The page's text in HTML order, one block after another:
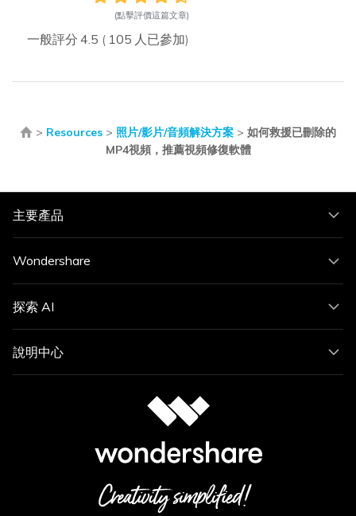
(點擊評價這篇文章)
一般評分 4.5 ( 105 人已參加)
> Resources > 照片/影片/音頻解決方案 > 如何救援已刪除的
MP4視頻，推薦視頻修復軟體
主要產品
Wondershare
探索 AI
說明中心